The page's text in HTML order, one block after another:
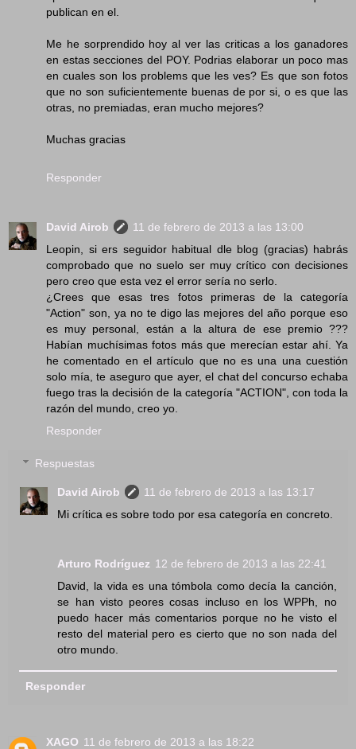
publican en el.
Me he sorprendido hoy al ver las criticas a los ganadores
en estas secciones del POY. Podrias elaborar un poco mas
en cuales son los problems que les ves? Es que son fotos
que no son suficientemente buenas de por si, o es que las
otras, no premiadas, eran mucho mejores?
Muchas gracias
Responder
David Airob
11 de febrero de 2013 a las 13:00
Leopin, si ers seguidor habitual dle blog (gracias) habrás
comprobado que no suelo ser muy crítico con decisiones
pero creo que esta vez el error sería no serlo.
¿Crees que esas tres fotos primeras de la categoría
"Action" son, ya no te digo las mejores del año porque eso
es muy personal, están a la altura de ese premio ???
Habían muchísimas fotos más que merecían estar ahí. Ya
he comentado en el artículo que no es una una cuestión
solo mía, te aseguro que ayer, el chat del concurso echaba
fuego tras la decisión de la categoría "ACTION", con toda la
razón del mundo, creo yo.
Responder
Respuestas
David Airob
11 de febrero de 2013 a las 13:17
Mi crítica es sobre todo por esa categoría en concreto.
Arturo Rodríguez 12 de febrero de 2013 a las 22:41
David, la vida es una tómbola como decía la canción,
se han visto peores cosas incluso en los WPPh, no
puedo hacer más comentarios porque no he visto el
resto del material pero es cierto que no son nada del
otro mundo.
Responder
XAGO 11 de febrero de 2013 a las 18:22